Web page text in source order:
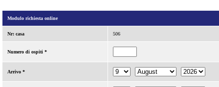
Modulo richiesta online
Nr: casa 506
Numero di ospiti *
Arrivo *